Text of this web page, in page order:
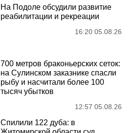
На Подоле обсудили развитие
реабилитации и рекреации
16:20 05.08.26
700 метров браконьерских сеток:
на Сулинском заказнике спасли
рыбу и насчитали более 100
тысяч убытков
12:57 05.08.26
Спилили 122 дуба: в